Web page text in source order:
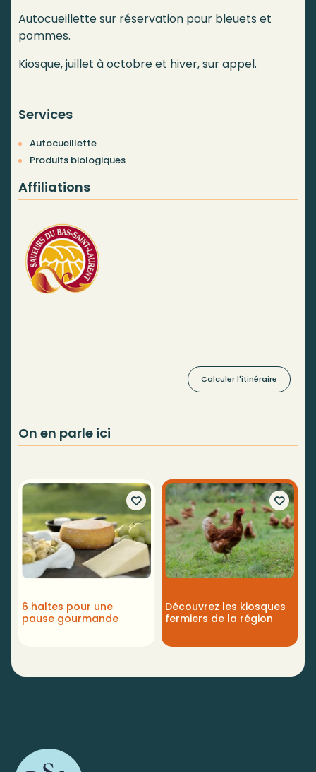
Autocueillette sur réservation pour bleuets et
pommes.
Kiosque, juillet à octobre et hiver, sur appel.
Services
Autocueillette
Produits biologiques
Affiliations
Calculer l'itinéraire
On en parle ici
6 haltes pour une
pause gourmande
Découvrez les kiosques
fermiers de la région